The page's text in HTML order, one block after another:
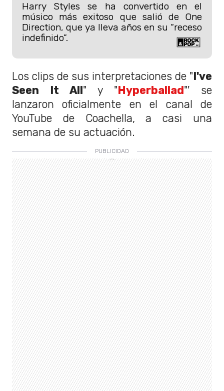
Harry Styles se ha convertido en el
músico más exitoso que salió de One
Direction, que ya lleva años en su “receso
indefinido”.
Los clips de sus interpretaciones de "I've
Seen It All" y "Hyperballad"' se
lanzaron oficialmente en el canal de
YouTube de Coachella, a casi una
semana de su actuación.